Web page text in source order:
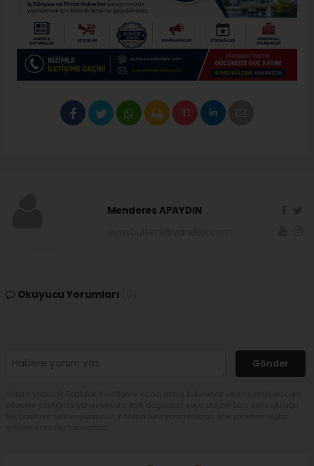
Menderes APAYDIN
Okuyucu Yorumları
Gönder